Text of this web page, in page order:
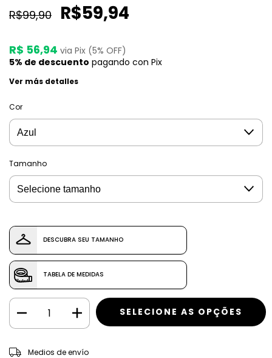
R$99,90 R$59,94
R$ 56,94 via Pix (5% OFF)
5% de descuento pagando con Pix
Ver más detalles
Cor
Tamanho
DESCUBRA SEU TAMANHO
TABELA DE MEDIDAS
Entregas para el CP:
Medios de envío